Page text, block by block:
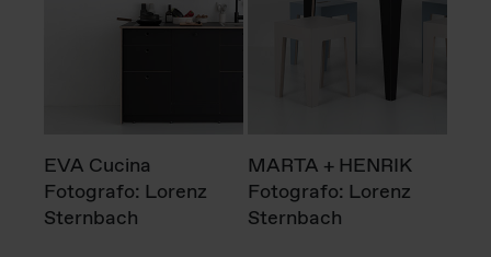
EVA Cucina
Fotografo: Lorenz
Sternbach
MARTA + HENRIK
Fotografo: Lorenz
Sternbach